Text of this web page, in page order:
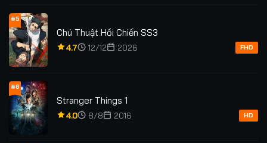
#5
Chú Thuật Hồi Chiến SS3
4.7 12/12 2026 FHD
#6
Stranger Things 1
4.0 8/8 2016 HD